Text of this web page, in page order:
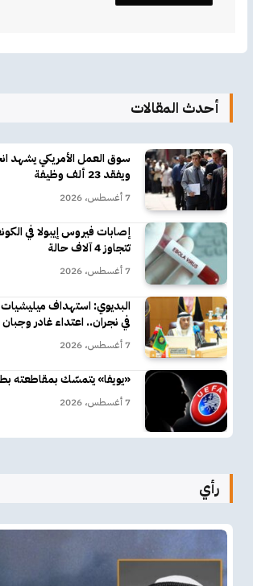
أحدث المقالات
سوق العمل الأمريكي يشهد
ويفقد 23 ألف وظيفة
7 أغسطس، 2026
إصابات فيروس إيبولا في
تتجاوز 4 آلاف حالة
7 أغسطس، 2026
البديوي: استهداف ميليشيات
في نجران.. اعتداء غادر وجبان
7 أغسطس، 2026
«يويفا» يتمسّك بمقاطعته
7 أغسطس، 2026
رأي